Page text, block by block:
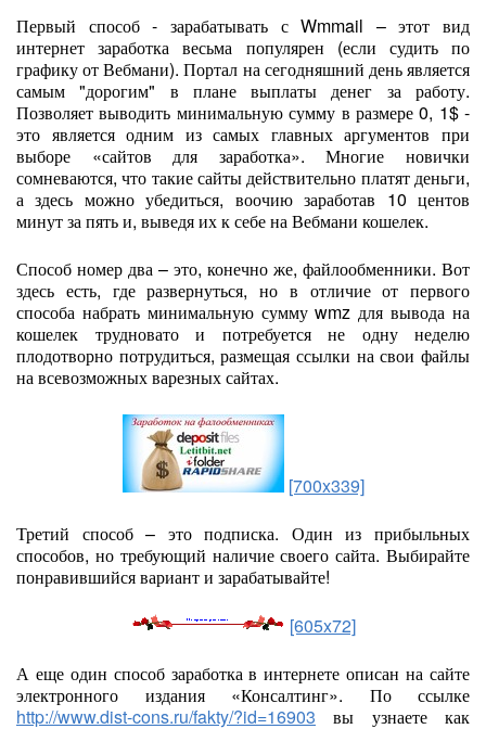
Первый способ - зарабатывать с Wmmail – этот вид
интернет заработка весьма популярен (если судить по
графику от Вебмани). Портал на сегодняшний день является
самым "дорогим" в плане выплаты денег за работу.
Позволяет выводить минимальную сумму в размере 0, 1$ -
это является одним из самых главных аргументов при
выборе «сайтов для заработка». Многие новички
сомневаются, что такие сайты действительно платят деньги,
а здесь можно убедиться, воочию заработав 10 центов
минут за пять и, выведя их к себе на Вебмани кошелек.
Способ номер два – это, конечно же, файлообменники. Вот
здесь есть, где развернуться, но в отличие от первого
способа набрать минимальную сумму wmz для вывода на
кошелек трудновато и потребуется не одну неделю
плодотворно потрудиться, размещая ссылки на свои файлы
на всевозможных варезных сайтах.
[700x339]
Третий способ – это подписка. Один из прибыльных
способов, но требующий наличие своего сайта. Выбирайте
понравившийся вариант и зарабатывайте!
[605x72]
А еще один способ заработка в интернете описан на сайте
электронного издания «Консалтинг». По ссылке
http://www.dist-cons.ru/fakty/?id=16903 вы узнаете как